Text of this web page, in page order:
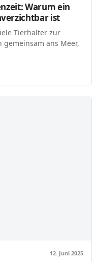
Warum ein
ist
Tierhalter zur
gemeinsam ans Meer,
12. Juni 2025